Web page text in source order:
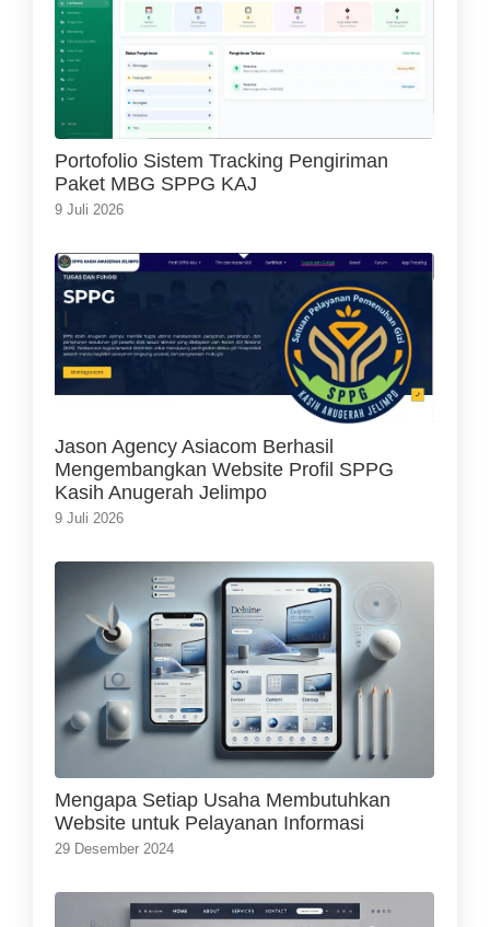
Portofolio Sistem Tracking Pengiriman
Paket MBG SPPG KAJ
9 Juli 2026
Jason Agency Asiacom Berhasil
Mengembangkan Website Profil SPPG
Kasih Anugerah Jelimpo
9 Juli 2026
Mengapa Setiap Usaha Membutuhkan
Website untuk Pelayanan Informasi
29 Desember 2024